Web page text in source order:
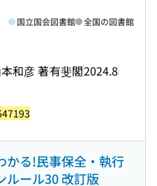
和彦 著有斐閣2024.8
国立国会図書館 全国の図書館
かる!民事保全・執行
ルール30 改訂版